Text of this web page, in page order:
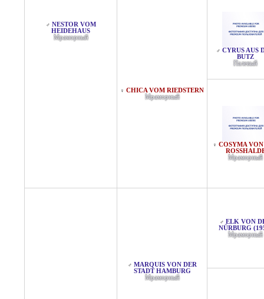
♂ NESTOR VOM
HEIDEHAUS
Мраморный
♀ CHICA VOM RIEDSTERN
Мраморный
♂ CYRUS AUS
BUTZ
Палевый
♀ COSYMA VON
ROSSHALDE
Мраморный
♂ MARQUIS VON DER
STADT HAMBURG
Мраморный
♂ ELK VON
NÜRBURG
Мраморный